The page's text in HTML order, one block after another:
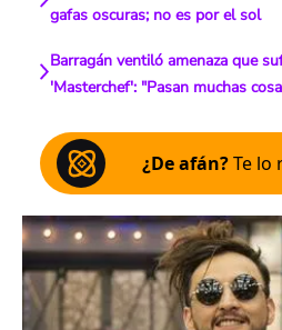
gafas oscuras; no es por el sol
Barragán ventiló amenaza que
'Masterchef': "Pasan muchas
¿De afán?Te lo